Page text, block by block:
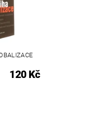
120 Kč